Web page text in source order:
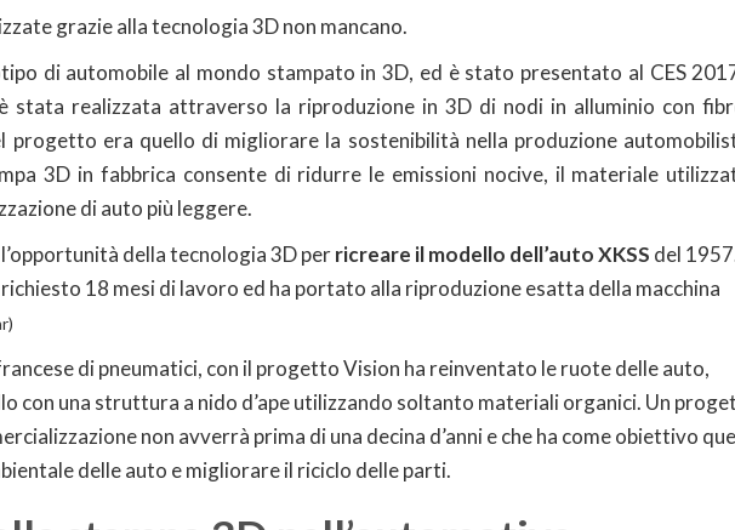
grazie alla tecnologia 3D non mancano.
di automobile al mondo stampato in 3D, ed è stato presentato al CES
stata realizzata attraverso la riproduzione in 3D di nodi in alluminio con
progetto era quello di migliorare la sostenibilità nella produzione
3D in fabbrica consente di ridurre le emissioni nocive, il materiale
di auto più leggere.
della tecnologia 3D perricreare il modello dell’auto XKSS del
18 mesi di lavoro ed ha portato alla riproduzione esatta della macchina
di pneumatici, con il progetto Vision ha reinventato le ruote delle auto,
con una struttura a nido d’ape utilizzando soltanto materiali organici. Un
non avverrà prima di una decina d’anni e che ha come obiettivo
delle auto e migliorare il riciclo delle parti.